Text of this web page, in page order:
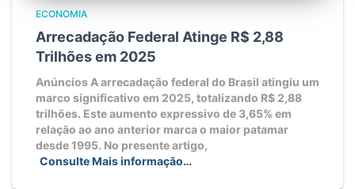
ECONOMIA
Arrecadação Federal Atinge R$ 2,88
Trilhões em 2025
Anúncios A arrecadação federal do Brasil atingiu um
marco significativo em 2025, totalizando R$ 2,88
trilhões. Este aumento expressivo de 3,65% em
relação ao ano anterior marca o maior patamar
desde 1995. No presente artigo,
Consulte Mais informação…